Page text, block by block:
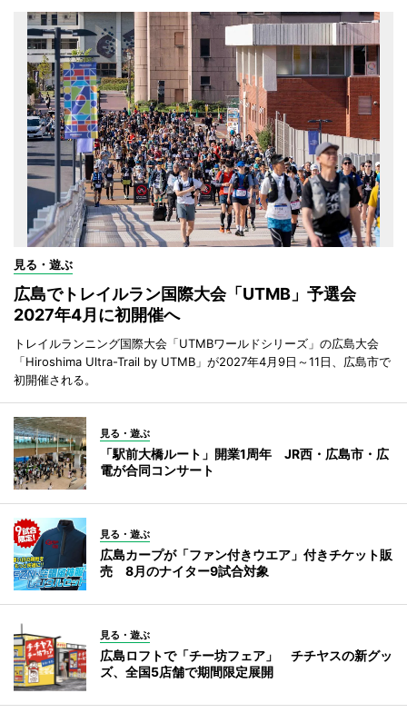
見る・遊ぶ
広島でトレイルラン国際大会「UTMB」予選会
2027年4月に初開催へ
トレイルランニング国際大会「UTMBワールドシリーズ」の広島大会
「Hiroshima Ultra-Trail by UTMB」が2027年4月9日～11日、広島市で
初開催される。
見る・遊ぶ
「駅前大橋ルート」開業1周年 JR西・広島市・広
電が合同コンサート
見る・遊ぶ
広島カープが「ファン付きウエア」付きチケット販
売 8月のナイター9試合対象
見る・遊ぶ
広島ロフトで「チー坊フェア」 チチヤスの新グッ
ズ、全国5店舗で期間限定展開